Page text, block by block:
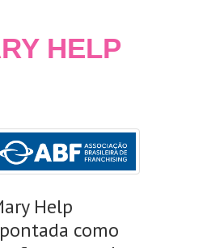
HELP
Help
como